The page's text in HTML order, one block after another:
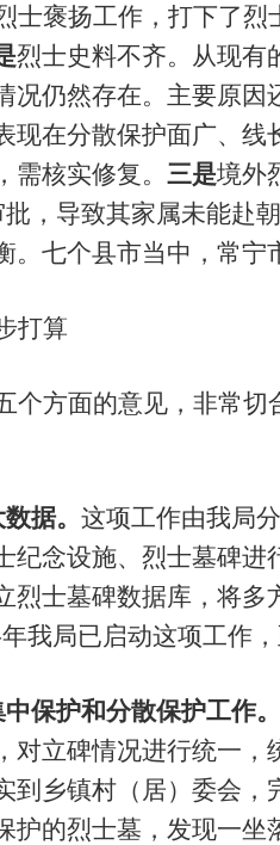
士褒扬工作，打下了
烈士史料不齐。从现有
仍然存在。主要原
现在分散保护面广、
核实修复。 三是境外
，导致其家属未能赴朝
七个县市当中，常宁
打算
个方面的意见，非常
据。 这项工作由我局
念设施、烈士墓碑进
烈士墓碑数据库，将多
我局已启动这项工作
保护和分散保护工作。
对立碑情况进行统一，
乡镇村（居）委会
的烈士墓，发现一坐